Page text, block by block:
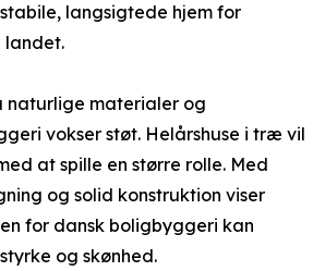
langsigtede hjem for
landet.
naturlige materialer og
vokser støt. Helårshuse i træ vil
at spille en større rolle. Med
og solid konstruktion viser
for dansk boligbyggeri kan
og skønhed.